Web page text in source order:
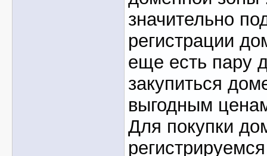
значительно
регистрации
еще есть пару
закупиться
выгодным
Для покупки